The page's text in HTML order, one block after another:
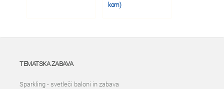
kom)
TEMATSKA ZABAVA
Sparkling - svetleči baloni in zabava